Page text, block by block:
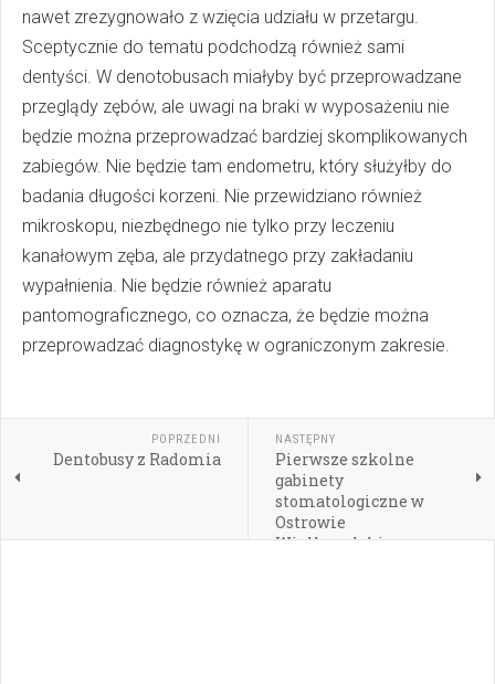
nawet zrezygnowało z wzięcia udziału w przetargu.
Sceptycznie do tematu podchodzą również sami
dentyści. W denotobusach miałyby być przeprowadzane
przeglądy zębów, ale uwagi na braki w wyposażeniu nie
będzie można przeprowadzać bardziej skomplikowanych
zabiegów. Nie będzie tam endometru, który służyłby do
badania długości korzeni. Nie przewidziano również
mikroskopu, niezbędnego nie tylko przy leczeniu
kanałowym zęba, ale przydatnego przy zakładaniu
wypałnienia. Nie będzie również aparatu
pantomograficznego, co oznacza, że będzie można
przeprowadzać diagnostykę w ograniczonym zakresie.
POPRZEDNI
Dentobusy z Radomia
NASTĘPNY
Pierwsze szkolne
gabinety
stomatologiczne w
Ostrowie
Wielkopolskim